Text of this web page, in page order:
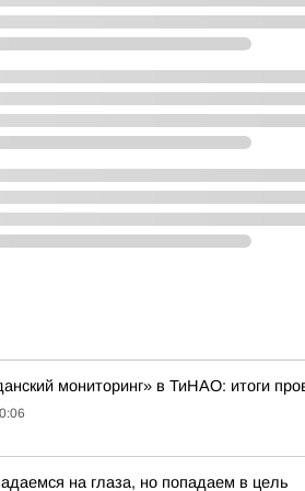
мониторинг» в ТиНАО: итоги
на глаза, но попадаем в цель